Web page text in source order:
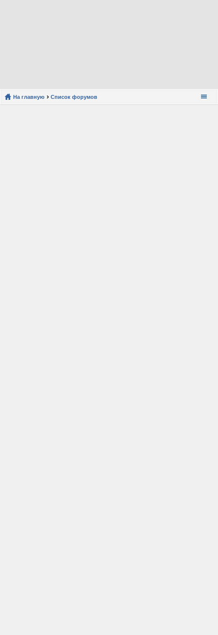
На главную Список форумов